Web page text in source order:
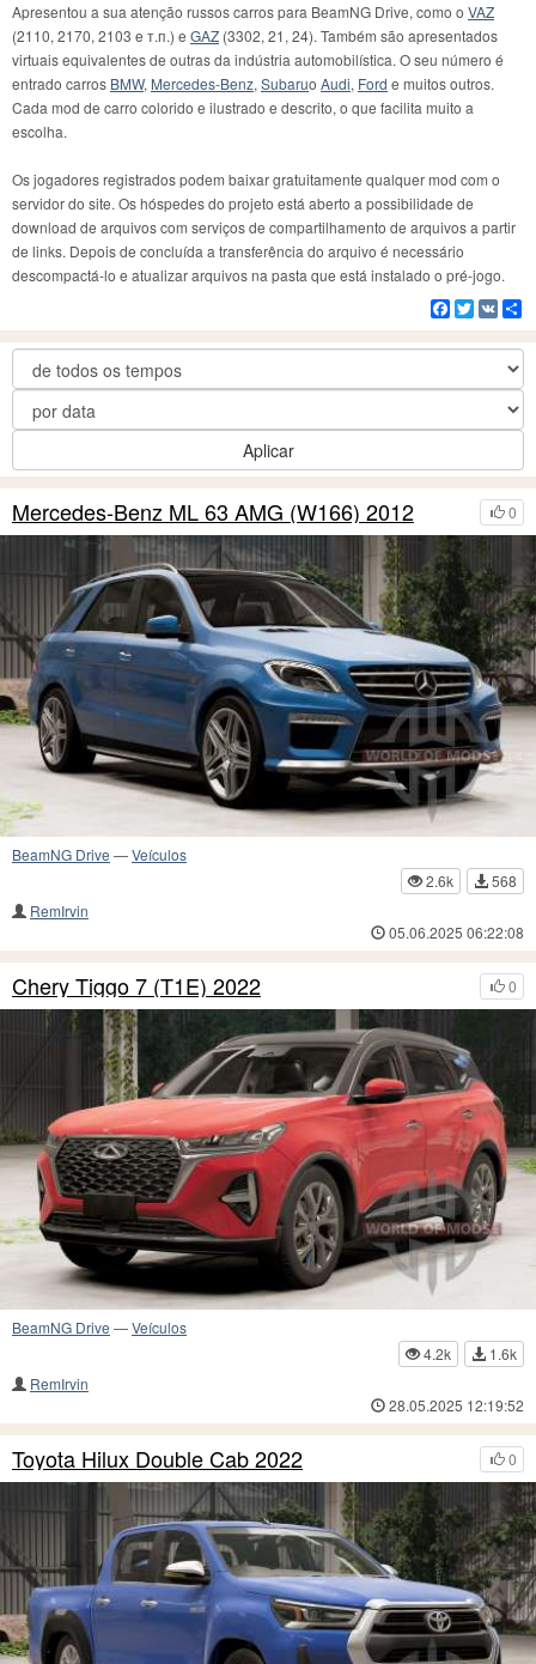
Apresentou a sua atenção russos carros para BeamNG Drive, como o VAZ
(2110, 2170, 2103 e т.п.) e GAZ (3302, 21, 24). Também são apresentados
virtuais equivalentes de outras da indústria automobilística. O seu número é
entrado carros BMW, Mercedes-Benz, Subaruo Audi, Ford e muitos outros.
Cada mod de carro colorido e ilustrado e descrito, o que facilita muito a
escolha.
Os jogadores registrados podem baixar gratuitamente qualquer mod com o
servidor do site. Os hóspedes do projeto está aberto a possibilidade de
download de arquivos com serviços de compartilhamento de arquivos a partir
de links. Depois de concluída a transferência do arquivo é necessário
descompactá-lo e atualizar arquivos na pasta que está instalado o pré-jogo.
Facebook
Twitter
VK
Aplicar
0
Mercedes-Benz ML 63 AMG (W166) 2012
BeamNG Drive —Veículos
2.6k
568
RemIrvin
05.06.2025 06:22:08
0
Chery Tiggo 7 (T1E) 2022
BeamNG Drive —Veículos
4.2k
1.6k
RemIrvin
28.05.2025 12:19:52
0
Toyota Hilux Double Cab 2022